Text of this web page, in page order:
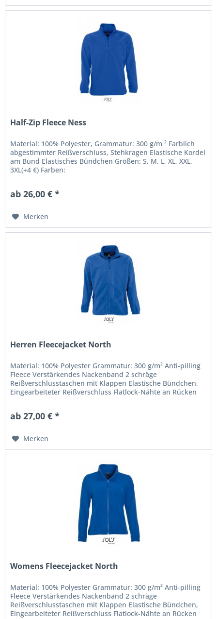
Half-Zip Fleece Ness
Material: 100% Polyester, Grammatur: 300 g/m ² Farblich
abgestimmter Reißverschluss, Stehkragen Elastische Kordel
am Bund Elastisches Bündchen Größen: S, M, L, XL, XXL,
3XL(+4 €) Farben:
ab 26,00 € *
Merken
Herren Fleecejacket North
Material: 100% Polyester Grammatur: 300 g/m² Anti-pilling
Fleece Verstärkendes Nackenband 2 schräge
Reißverschlusstaschen mit Klappen Elastische Bündchen,
Eingearbeiteter Reißverschluss Flatlock-Nähte an Rücken
ab 27,00 € *
Merken
Womens Fleecejacket North
Material: 100% Polyester Grammatur: 300 g/m² Anti-pilling
Fleece Verstärkendes Nackenband 2 schräge
Reißverschlusstaschen mit Klappen Elastische Bündchen,
Eingearbeiteter Reißverschluss Flatlock-Nähte an Rücken